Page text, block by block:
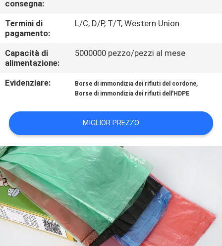
CONTATTICI
RICHIEDA
CITAZIONE
MAPPA
DEL
SITO
PRIVACY
POLICY
consegna:
Termini di
pagamento:
L/C, D/P, T/T, Western Union
Capacità di
alimentazione:
5000000 pezzo/pezzi al mese
Evidenziare: Borse di immondizia dei rifiuti del cordone,
Borse di immondizia dei rifiuti dell'HDPE
MIGLIOR PREZZO